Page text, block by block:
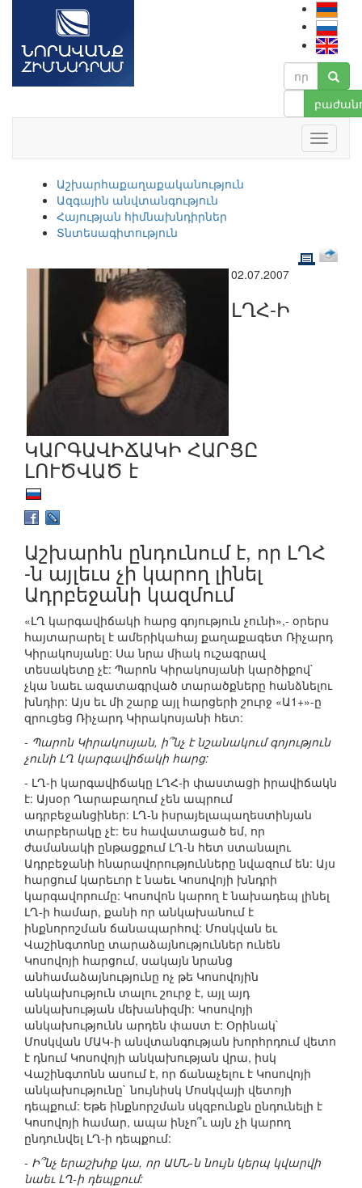
Աշխարհաքաղաքականություն
Ազգային անվտանգություն
Հայության հիմնախնդիրներ
Տնտեսագիտություն
02.07.2007
ԼՂՀ-Ի
ԿԱՐԳԱՎԻՃԱԿԻ ՀԱՐՑԸ
ԼՈՒԾՎԱԾ է
Աշխարհն ընդունում է, որ ԼՂՀ
-ն այլեւս չի կարող լինել
Ադրբեջանի կազմում
«ԼՂ կարգավիճակի հարց գոյություն չունի»,- օրերս
հայտարարել է ամերիկահայ քաղաքագետ Ռիչարդ
Կիրակոսյանը: Սա նրա միակ ուշագրավ
տեսակետը չէ: Պարոն Կիրակոսյանի կարծիքով`
չկա նաեւ ազատագրված տարածքները հանձնելու
խնդիր: Այս եւ մի շարք այլ հարցերի շուրջ «Ա1+»-ը
զրուցեց Ռիչարդ Կիրակոսյանի հետ:
- Պարոն Կիրակոսյան, ի՞նչ է նշանակում գոյություն
չունի ԼՂ կարգավիճակի հարց:
- ԼՂ-ի կարգավիճակը ԼՂՀ-ի փաստացի իրավիճակն
է: Այսօր Ղարաբաղում չեն ապրում
ադրբեջանցիներ: ԼՂ-ն իսրայելապաղեստինյան
տարբերակը չէ: Ես հավատացած եմ, որ
ժամանակի ընթացքում ԼՂ-ն հետ ստանալու
Ադրբեջանի հնարավորությունները նվազում են: Այս
հարցում կարեւոր է նաեւ Կոսովոյի խնդրի
կարգավորումը: Կոսովոն կարող է նախադեպ լինել
ԼՂ-ի համար, քանի որ անկախանում է
ինքնորոշման ճանապարհով: Մոսկվան եւ
Վաշինգտոնը տարաձայնություններ ունեն
Կոսովոյի հարցում, սակայն նրանց
անհամաձայնությունը ոչ թե Կոսովոյին
անկախություն տալու շուրջ է, այլ այդ
անկախության մեխանիզմի: Կոսովոյի
անկախությունն արդեն փաստ է: Օրինակ`
Մոսկվան ՄԱԿ-ի անվտանգության խորհրդում վետո
է դնում Կոսովոյի անկախության վրա, իսկ
Վաշինգտոնն ասում է, որ ճանաչելու է Կոսովոյի
անկախությունը` նույնիսկ Մոսկվայի վետոյի
դեպքում: Եթե ինքնորշման սկզբունքն ընդունելի է
Կոսովոյի համար, ապա ինչո՞ւ այն չի կարող
ընդունվել ԼՂ-ի դեպքում:
- Ի՞նչ երաշխիք կա, որ ԱՄՆ-ն նույն կերպ կվարվի
նաեւ ԼՂ-ի դեպքում: